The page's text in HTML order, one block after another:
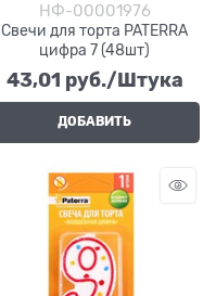
НФ-00001976
Свечи для торта PATERRA
цифра 7 (48шт)
43,01 руб./Штука
ДОБАВИТЬ